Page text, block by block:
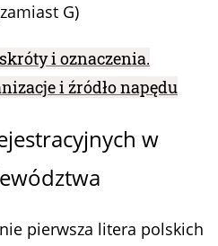
G)
i oznaczenia.
i źródło napędu
w
pierwsza litera polskich